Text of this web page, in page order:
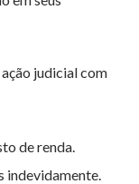
judicial com
de renda.
indevidamente.